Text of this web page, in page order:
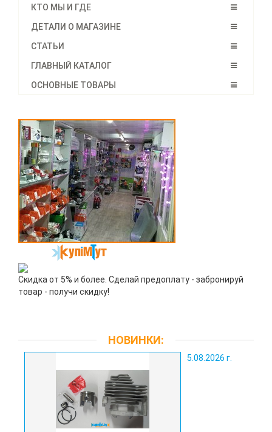
КТО МЫ И ГДЕ
ДЕТАЛИ О МАГАЗИНЕ
СТАТЬИ
ГЛАВНЫЙ КАТАЛОГ
ОСНОВНЫЕ ТОВАРЫ
Скидка от 5% и более. Сделай предоплату - забронируй
товар - получи скидку!
НОВИНКИ:
5.08.2026 г.